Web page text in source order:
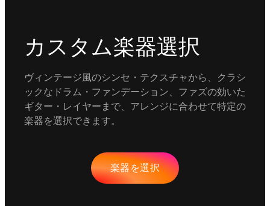
カスタム楽器選択
ヴィンテージ風のシンセ・テクスチャから、クラシ
ックなドラム・ファンデーション、ファズの効いた
ギター・レイヤーまで、アレンジに合わせて特定の
楽器を選択できます。
楽器を選択